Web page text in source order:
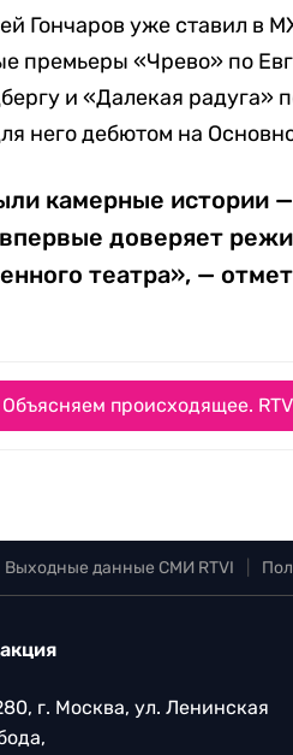
Гончаров уже ставил в
премьеры «Чрево» по
и «Далекая
него дебютом на
камерные истории
доверяет
театра», —
Объясняем происходящее.
Выходные данные СМИ RTVI
г. Москва, ул. Ленинская